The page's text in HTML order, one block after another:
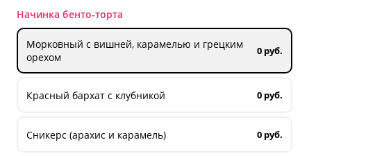
Начинка бенто-торта
Морковный с вишней, карамелью и грецким
орехом
0 руб.
Красный бархат с клубникой 0 руб.
Сникерс (арахис и карамель) 0 руб.